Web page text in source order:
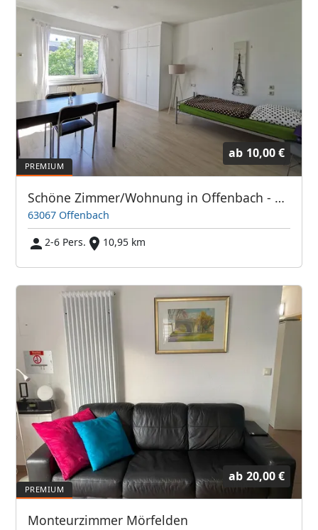
ab 10,00 €
Schöne Zimmer/Wohnung in Offenbach - Direkt bei Frankfurt/Main
63067 Offenbach
2-6 Pers.
10,95 km
ab 20,00 €
Monteurzimmer Mörfelden